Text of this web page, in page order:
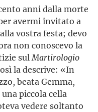
anni dalla morte
avermi invitato a
vostra festa; devo
non conoscevo la
sul Martirologio
la descrive: «In
beata Gemma,
piccola cella
vedere soltanto